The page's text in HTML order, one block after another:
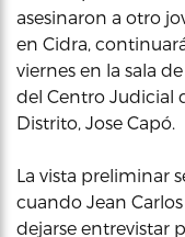
asesinaron a otro
en Cidra,
viernes en la sala
del Centro Judicial
Distrito, Jose Capó.
La vista preliminar
cuando Jean
dejarse entrevistar